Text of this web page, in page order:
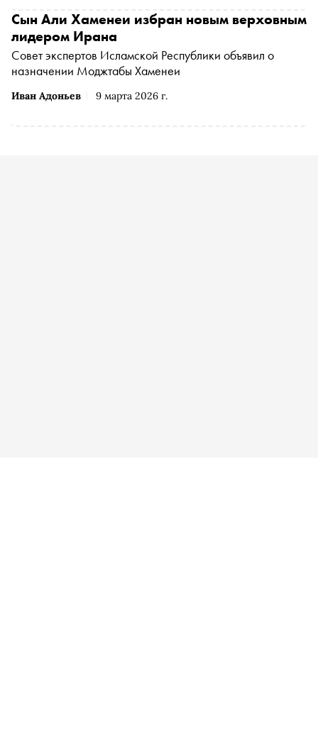
Иван Адоньев 9 марта 2026 г.
Сын Али Хаменеи избран новым верховным
лидером Ирана
Совет экспертов Исламской Республики объявил о
назначении Моджтабы Хаменеи